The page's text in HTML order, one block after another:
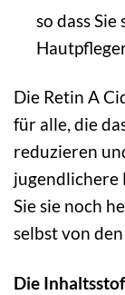
so dass
Die Retin A
für alle, die
reduzieren
jugendlichere
Sie sie noch
selbst von
Die